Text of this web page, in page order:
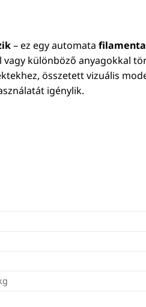
– ez egy automata
vagy különböző anyagokkal
összetett vizuális
igénylik.